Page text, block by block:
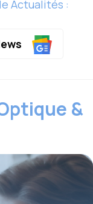
Actualités :
&